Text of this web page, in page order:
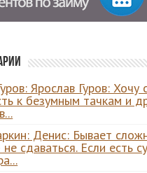
Ярослав Гуров: Хочу
к безумным тачкам и
Денис: Бывает
не сдаваться. Если есть